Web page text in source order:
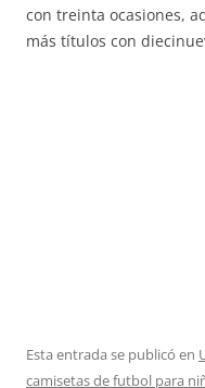
con treinta ocasiones,
más títulos con
Esta entrada se publicó en
camisetas de futbol para